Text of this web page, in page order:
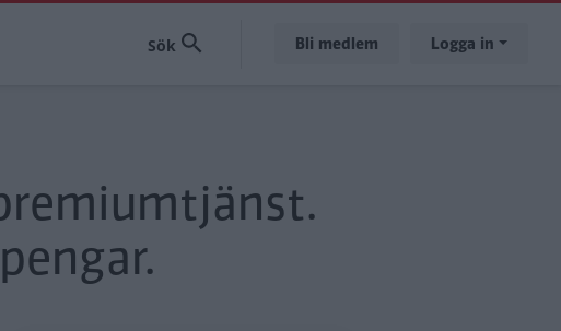
Bli medlem Logga in